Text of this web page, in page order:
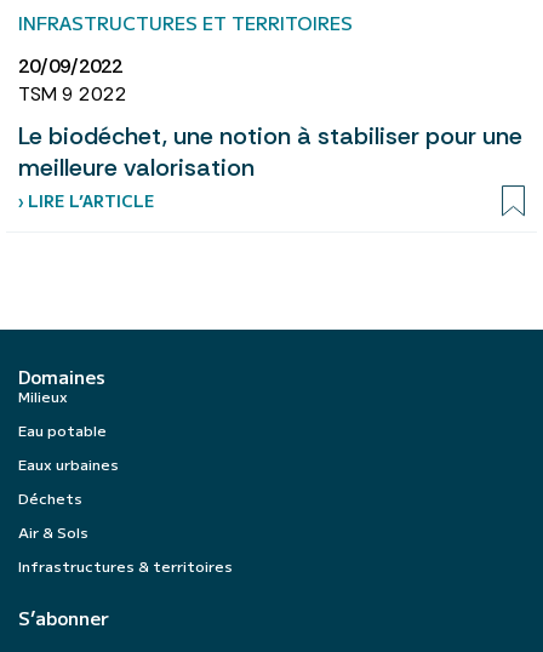
INFRASTRUCTURES ET TERRITOIRES
20/09/2022
TSM 9 2022
Le biodéchet, une notion à stabiliser pour une
meilleure valorisation
› LIRE L’ARTICLE
Domaines
Milieux
Eau potable
Eaux urbaines
Déchets
Air & Sols
Infrastructures & territoires
S’abonner